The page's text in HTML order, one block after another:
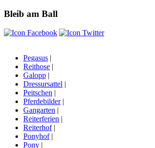
Bleib am Ball
Pegasus |
Reithose |
Galopp |
Dressursattel |
Peitschen |
Pferdebilder|
Gangarten |
Reiterferien |
Reiterhof|
Ponyhof|
Pony |